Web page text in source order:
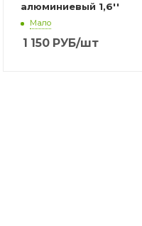
алюминиевый 1,6''
Мало
1 150 РУБ/шт